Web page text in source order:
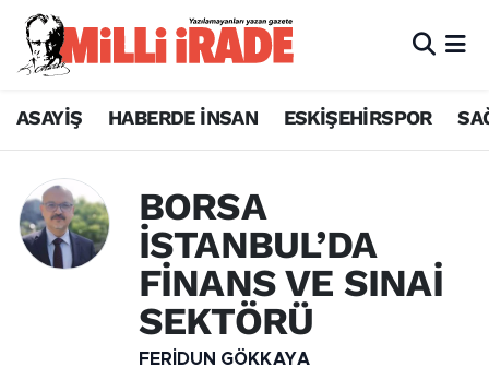
ASAYİŞ HABERDE İNSAN ESKİŞEHİRSPOR
BORSA
İSTANBUL’DA
FİNANS VE SINAİ
SEKTÖRÜ
FERIDUN GÖKKAYA